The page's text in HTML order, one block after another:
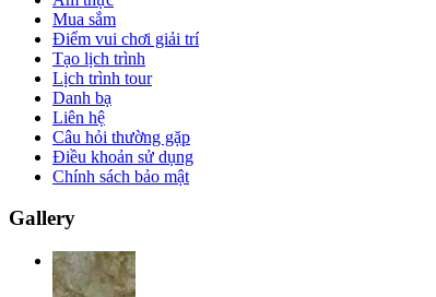
Mua sắm
Điểm vui chơi giải trí
Tạo lịch trình
Lịch trình tour
Danh bạ
Liên hệ
Câu hỏi thường gặp
Điều khoản sử dụng
Chính sách bảo mật
Gallery